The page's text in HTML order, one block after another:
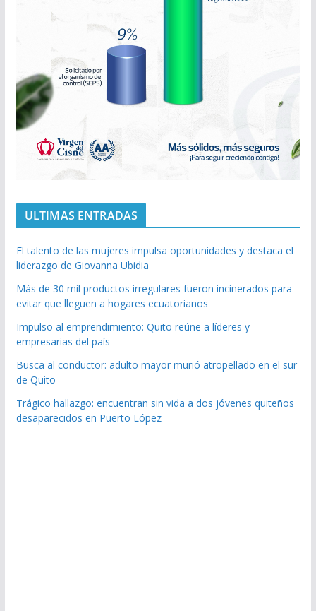
ULTIMAS ENTRADAS
El talento de las mujeres impulsa oportunidades y destaca el
liderazgo de Giovanna Ubidia
Más de 30 mil productos irregulares fueron incinerados para
evitar que lleguen a hogares ecuatorianos
Impulso al emprendimiento: Quito reúne a líderes y
empresarias del país
Busca al conductor: adulto mayor murió atropellado en el sur
de Quito
Trágico hallazgo: encuentran sin vida a dos jóvenes quiteños
desaparecidos en Puerto López